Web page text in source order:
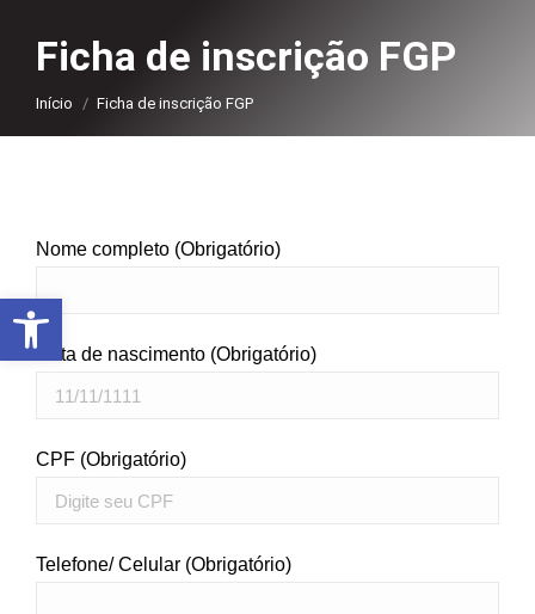
Ficha de inscrição FGP
Você está aqui:
Início Ficha de inscrição FGP
Nome completo (Obrigatório)
Data de nascimento (Obrigatório)
CPF (Obrigatório)
Telefone/ Celular (Obrigatório)
Abrir a barra de ferramentas